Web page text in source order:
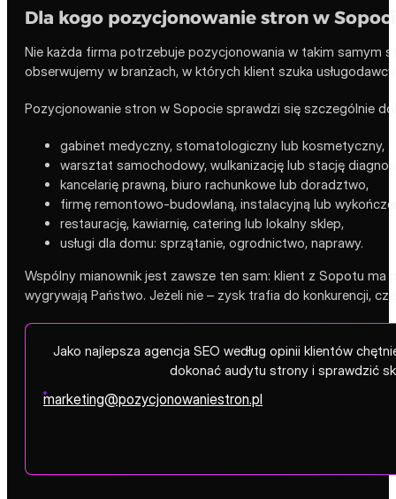
Dla kogo pozycjonowanie stron w
Nie każda firma potrzebuje pozycjonowania w takim samym
obserwujemy w branżach, w których klient szuka
Pozycjonowanie stron w Sopocie sprawdzi się szczególnie
gabinet medyczny, stomatologiczny lub kosmetyczny,
warsztat samochodowy, wulkanizację lub stację
kancelarię prawną, biuro rachunkowe lub doradztwo,
firmę remontowo-budowlaną, instalacyjną lub
restaurację, kawiarnię, catering lub lokalny sklep,
usługi dla domu: sprzątanie, ogrodnictwo, naprawy.
Wspólny mianownik jest zawsze ten sam: klient z Sopotu
wygrywają Państwo. Jeżeli nie – zysk trafia do konkurencji,
Jako najlepsza agencja SEO według opinii klientów
dokonać audytu strony i sprawdzić
marketing@pozycjonowaniestron.pl